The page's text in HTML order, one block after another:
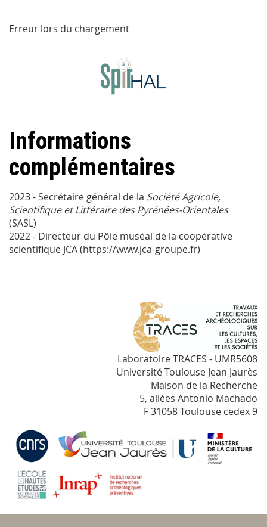
Erreur lors du chargement
Informations
complémentaires
2023 - Secrétaire général de la Société Agricole,
Scientifique et Littéraire des Pyrénées-Orientales
(SASL)
2022 - Directeur du Pôle muséal de la coopérative
scientifique JCA (https://www.jca-groupe.fr)
Laboratoire TRACES - UMR5608
Université Toulouse Jean Jaurès
Maison de la Recherche
5, allées Antonio Machado
F 31058 Toulouse cedex 9